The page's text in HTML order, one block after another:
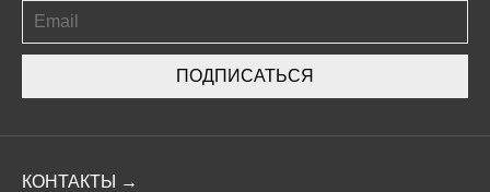
ПОДПИСАТЬСЯ
КОНТАКТЫ →